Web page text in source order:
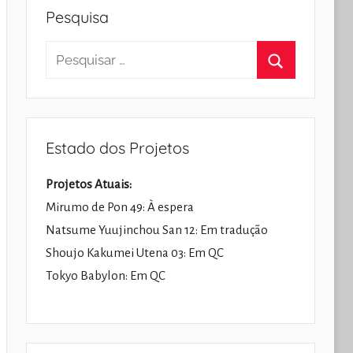
Pesquisa
Pesquisar
Estado dos Projetos
Projetos Atuais:
Mirumo de Pon 49: À espera
Natsume Yuujinchou San 12: Em tradução
Shoujo Kakumei Utena 03: Em QC
Tokyo Babylon: Em QC